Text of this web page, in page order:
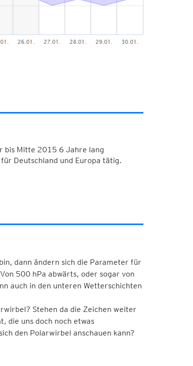
bis Mitte 2015 6 Jahre lang
Deutschland und Europa tätig.
dann ändern sich die Parameter für
500 hPa abwärts, oder sogar von
auch in den unteren Wetterschichten
Stehen da die Zeichen weiter
die uns doch noch etwas
den Polarwirbel anschauen kann?